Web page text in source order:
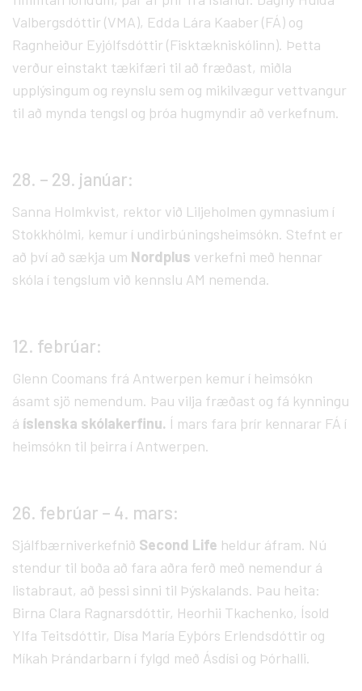
Valbergsdóttir (VMA), Edda Lára Kaaber (FÁ) og
Ragnheiður Eyjólfsdóttir (Fisktækniskólinn). Þetta
verður einstakt tækifæri til að fræðast, miðla
upplýsingum og reynslu sem og mikilvægur vettvangur
til að mynda tengsl og þróa hugmyndir að verkefnum.
28. – 29. janúar:
Sanna Holmkvist, rektor við Liljeholmen gymnasium í
Stokkhólmi, kemur í undirbúningsheimsókn. Stefnt er
að því að sækja um Nordplus verkefni með hennar
skóla í tengslum við kennslu AM nemenda.
12. febrúar:
Glenn Coomans frá Antwerpen kemur í heimsókn
ásamt sjö nemendum. Þau vilja fræðast og fá kynningu
á íslenska skólakerfinu. Í mars fara þrír kennarar FÁ í
heimsókn til þeirra í Antwerpen.
26. febrúar – 4. mars:
Sjálfbærniverkefnið Second Life heldur áfram. Nú
stendur til boða að fara aðra ferð með nemendur á
listabraut, að þessi sinni til Þýskalands. Þau heita:
Birna Clara Ragnarsdóttir, Heorhii Tkachenko, Ísold
Ylfa Teitsdóttir, Dísa María Eyþórs Erlendsdóttir og
Míkah Þrándarbarn í fylgd með Ásdísi og Þórhalli.